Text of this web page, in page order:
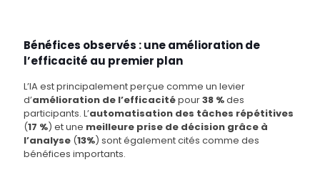
Bénéfices observés : une amélioration de
l’efficacité au premier plan
L’IA est principalement perçue comme un levier
d’amélioration de l’efficacitépour38 %des
participants. L’automatisation des tâches répétitives
(17 %) et une meilleure prise de décision grâce à
l’analyse (13%) sont également cités comme des
bénéfices importants.